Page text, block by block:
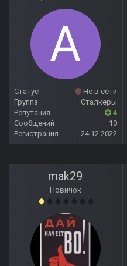
Статус
Не в сети
Группа
Сталкеры
Репутация
4
Сообщений
10
Регистрация
24.12.2022
mak29
Новичок